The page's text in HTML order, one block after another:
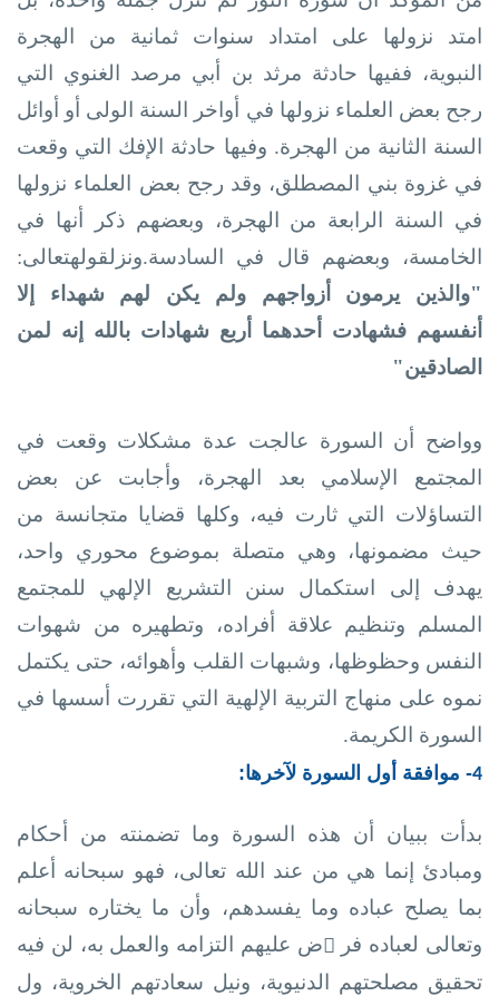
امتد نزولها على امتداد سنوات ثمانية من الهجرة
النبوية، ففيها حادثة مرثد بن أبي مرصد الغنوي التي
رجح بعض العلماء نزولها في أواخر السنة الولى أو أوائل
السنة الثانية من الهجرة. وفيها حادثة الإفك التي وقعت
في غزوة بني المصطلق، وقد رجح بعض العلماء نزولها
في السنة الرابعة من الهجرة، وبعضهم ذكر أنها في
الخامسة، وبعضهم قال في السادسة.ونزلقولهتعالى:
"والذين يرمون أزواجهم ولم يكن لهم شهداء إلا
أنفسهم فشهادت أحدهما أربع شهادات بالله إنه لمن
الصادقين"
وواضح أن السورة عالجت عدة مشكلات وقعت في
المجتمع الإسلامي بعد الهجرة، وأجابت عن بعض
التساؤلات التي ثارت فيه، وكلها قضايا متجانسة من
حيث مضمونها، وهي متصلة بموضوع محوري واحد،
يهدف إلى استكمال سنن التشريع الإلهي للمجتمع
المسلم وتنظيم علاقة أفراده، وتطهيره من شهوات
النفس وحظوظها، وشبهات القلب وأهوائه، حتى يكتمل
نموه على منهاج التربية الإلهية التي تقررت أسسها في
السورة الكريمة.
4- موافقة أول السورة لآخرها:
بدأت ببيان أن هذه السورة وما تضمنته من أحكام
ومبادئ إنما هي من عند الله تعالى، فهو سبحانه أعلم
بما يصلح عباده وما يفسدهم، وأن ما يختاره سبحانه
وتعالى لعباده فر ٌض عليهم التزامه والعمل به، لن فيه
تحقيق مصلحتهم الدنيوية، ونيل سعادتهم الخروية، ول